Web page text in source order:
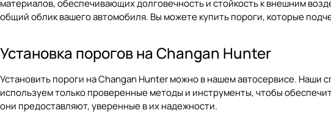
материалов, обеспечивающих долговечность и стойкость к внешним
общий облик вашего автомобиля. Вы можете купить пороги, которые
Установка порогов на Changan Hunter
Установить пороги на Changan Hunter можно в нашем автосервисе.
используем только проверенные методы и инструменты, чтобы
они предоставляют, уверенные в их надежности.